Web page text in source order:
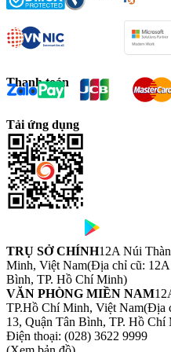
Thanh toán
Tải ứng dụng
TRỤ SỞ CHÍNH12A Núi
Minh, Việt Nam(Địa chỉ cũ: 12A
Bình, TP. Hồ Chí Minh)
VĂN PHÒNG MIỀN NAM
TP.Hồ Chí Minh, Việt Nam(Địa
13, Quận Tân Bình, TP. Hồ Chí
Điện thoại: (028) 3622 9999